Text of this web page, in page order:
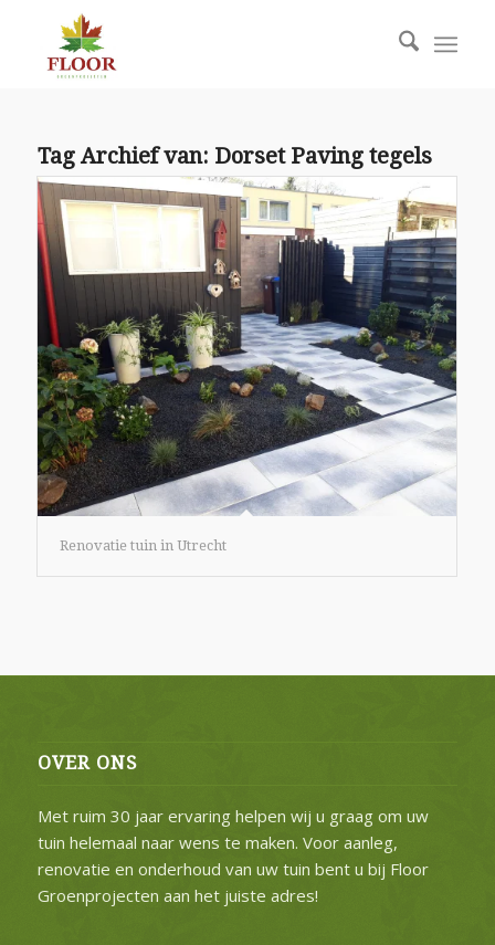
Tag Archief van: Dorset Paving tegels
Renovatie tuin in Utrecht
OVER ONS
Met ruim 30 jaar ervaring helpen wij u graag om uw
tuin helemaal naar wens te maken. Voor aanleg,
renovatie en onderhoud van uw tuin bent u bij Floor
Groenprojecten aan het juiste adres!